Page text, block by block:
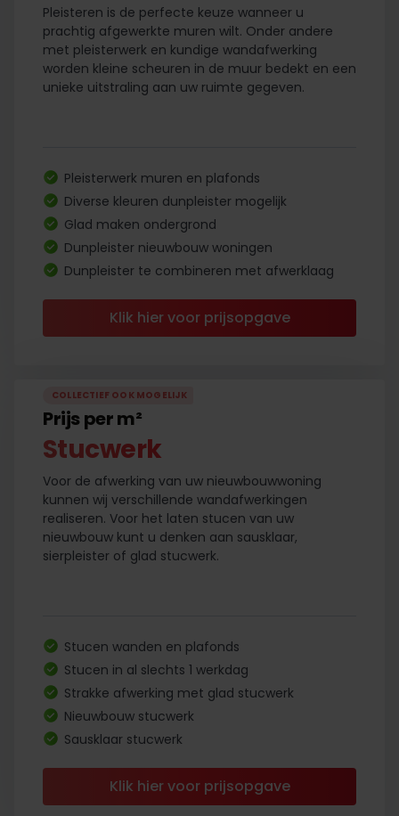
Pleisteren is de perfecte keuze wanneer u
prachtig afgewerkte muren wilt. Onder andere
met pleisterwerk en kundige wandafwerking
worden kleine scheuren in de muur bedekt en een
unieke uitstraling aan uw ruimte gegeven.
Pleisterwerk muren en plafonds
Diverse kleuren dunpleister mogelijk
Glad maken ondergrond
Dunpleister nieuwbouw woningen
Dunpleister te combineren met afwerklaag
Klik hier voor prijsopgave
Prijs per m²
Stucwerk
Voor de afwerking van uw nieuwbouwwoning
kunnen wij verschillende wandafwerkingen
realiseren. Voor het laten stucen van uw
nieuwbouw kunt u denken aan sausklaar,
sierpleister of glad stucwerk.
COLLECTIEF OOK MOGELIJK
Stucen wanden en plafonds
Stucen in al slechts 1 werkdag
Strakke afwerking met glad stucwerk
Nieuwbouw stucwerk
Sausklaar stucwerk
Klik hier voor prijsopgave